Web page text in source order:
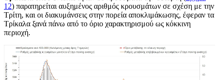
12) παρατηρείται αυξημένος αριθμός κρουσμάτων σε σχέση με την
Τρίτη, και οι διακυμάνσεις στην πορεία αποκλιμάκωσης, έφεραν τα
Τρίκαλα ξανά πάνω από το όριο χαρακτηρισμού ως κόκκινη
περιοχή.